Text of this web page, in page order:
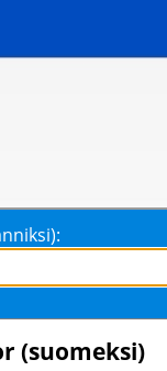
(suomeksi)